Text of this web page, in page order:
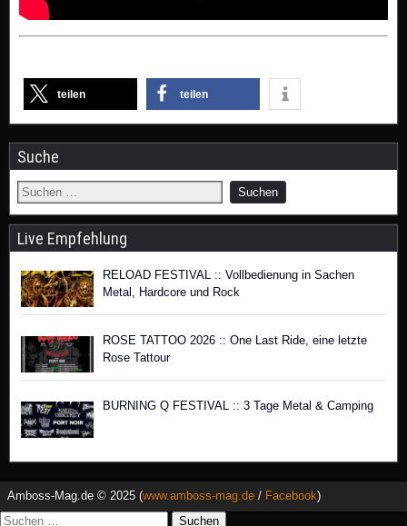
teilen teilen
Suche
Live Empfehlung
RELOAD FESTIVAL :: Vollbedienung in Sachen
Metal, Hardcore und Rock
ROSE TATTOO 2026 :: One Last Ride, eine letzte
Rose Tattour
BURNING Q FESTIVAL :: 3 Tage Metal & Camping
Amboss-Mag.de © 2025 (www.amboss-mag.de / Facebook)